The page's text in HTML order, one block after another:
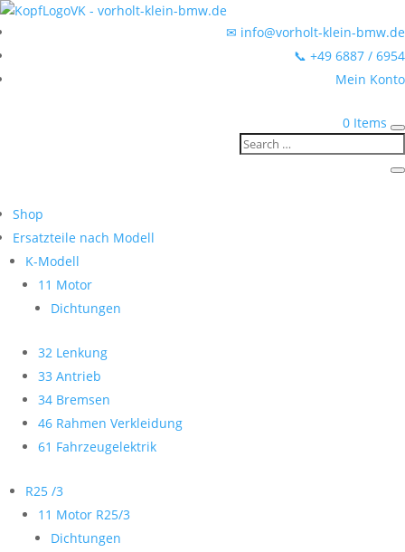
✉ info@vorholt-klein-bmw.de
📞 +49 6887 / 6954
Mein Konto
0 Items
Shop
Ersatzteile nach Modell
K-Modell
11 Motor
Dichtungen
32 Lenkung
33 Antrieb
34 Bremsen
46 Rahmen Verkleidung
61 Fahrzeugelektrik
R25 /3
11 Motor R25/3
Dichtungen